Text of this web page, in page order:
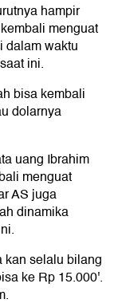
hampir
menguat
dalam waktu
ini.
bisa kembali
dolarnya
uang Ibrahim
menguat
AS juga
dinamika
kan selalu bilang
ke Rp 15.000'.